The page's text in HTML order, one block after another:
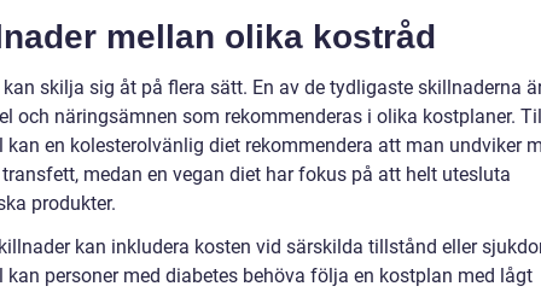
mellan olika kostråd
skilja sig åt på flera sätt. En av de tydligaste skillnaderna
och näringsämnen som rekommenderas i olika kostplaner.
kan en kolesterolvänlig diet rekommendera att man undviker
medan en vegan diet har fokus på att helt utesluta
produkter.
kan inkludera kosten vid särskilda tillstånd eller
kan personer med diabetes behöva följa en kostplan med lågt